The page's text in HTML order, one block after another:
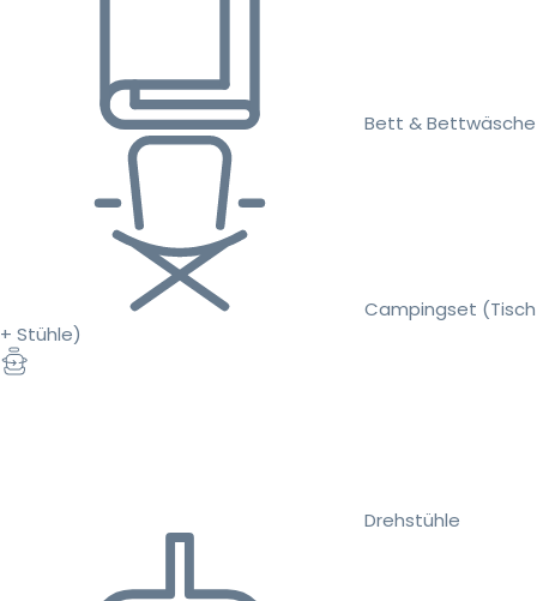
Bett & Bettwäsche
Campingset (Tisch
+ Stühle)
Drehstühle